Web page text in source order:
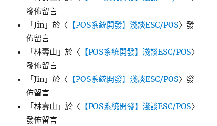
發佈留言
「Jin 」於〈 【POS系統開發】淺談ESC/POS〉發
佈留言
「林壽山 」於〈 【POS系統開發】淺談ESC/POS〉
發佈留言
「Jin 」於〈 【POS系統開發】淺談ESC/POS〉發
佈留言
「林壽山 」於〈 【POS系統開發】淺談ESC/POS〉
發佈留言